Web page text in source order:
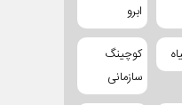
ابرو
کوچینگ
سازمانی